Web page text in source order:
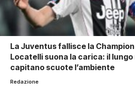
La Juventus fallisce la
Locatelli suona la carica: il
capitano scuote l’ambiente
Redazione